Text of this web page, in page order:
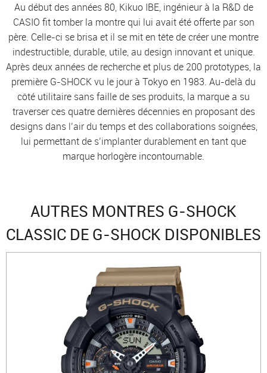
Au début des années 80, Kikuo IBE, ingénieur à la R&D de
CASIO fit tomber la montre qui lui avait été offerte par son
père. Celle-ci se brisa et il se mit en tête de créer une montre
indestructible, durable, utile, au design innovant et unique.
Après deux années de recherche et plus de 200 prototypes, la
première G-SHOCK vu le jour à Tokyo en 1983. Au-delà du
côté utilitaire sans faille de ses produits, la marque a su
traverser ces quatre dernières décennies en proposant des
designs dans l’air du temps et des collaborations soignées,
lui permettant de s’implanter durablement en tant que
marque horlogère incontournable.
AUTRES MONTRES G-SHOCK
CLASSIC DE G-SHOCK DISPONIBLES